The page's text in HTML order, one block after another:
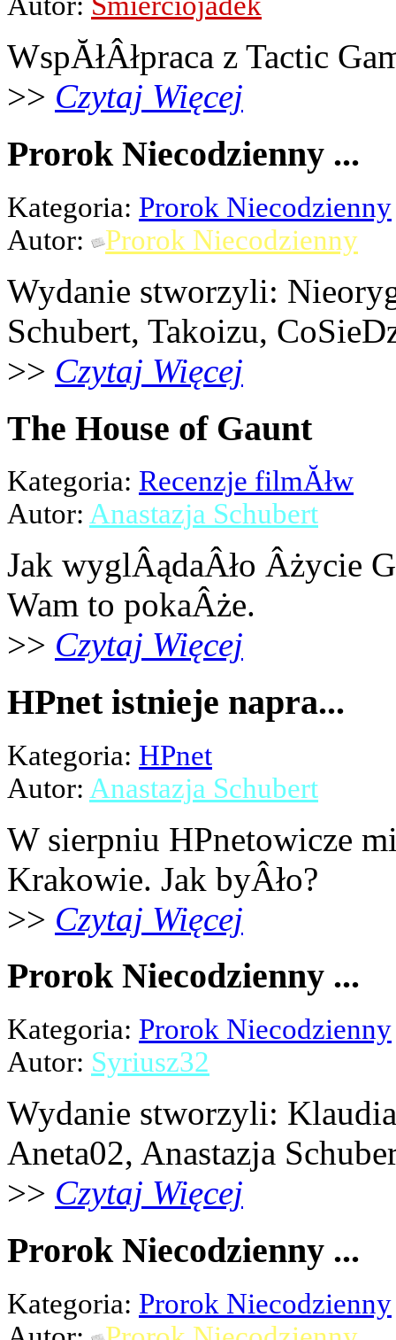
WspĂłÂłpraca z Tactic
>> Czytaj Więcej
Prorok Niecodzienny ...
Kategoria: Prorok Niecodzienny
Autor:
Prorok Niecodzienny
Wydanie stworzyli:
Schubert, Takoizu,
>> Czytaj Więcej
The House of Gaunt
Kategoria: Recenzje filmĂłw
Autor: Anastazja Schubert
Jak wyglÂądaÂło Âżycie
Wam to pokaÂże.
>> Czytaj Więcej
HPnet istnieje napra...
Kategoria: HPnet
Autor: Anastazja Schubert
W sierpniu HPnetowicze
Krakowie. Jak byÂło?
>> Czytaj Więcej
Prorok Niecodzienny ...
Kategoria: Prorok Niecodzienny
Autor: Syriusz32
Wydanie stworzyli:
Aneta02, Anastazja
>> Czytaj Więcej
Prorok Niecodzienny ...
Kategoria: Prorok Niecodzienny